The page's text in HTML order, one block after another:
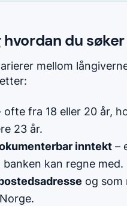
hvordan du søker
mellom
ofte fra 18 eller 20 år,
23 år.
inntekt –
kan regne med.
og som